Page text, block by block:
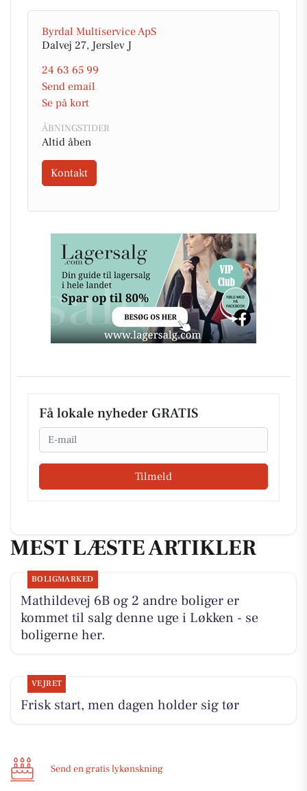
Byrdal Multiservice ApS
Dalvej 27, Jerslev J
24 63 65 99
Send email
Se på kort
ÅBNINGSTIDER
Altid åben
Kontakt
Få lokale nyheder GRATIS
Email
Tilmeld
MEST LÆSTE ARTIKLER
BOLIGMARKED
Mathildevej 6B og 2 andre boliger er
kommet til salg denne uge i Løkken - se
boligerne her.
VEJRET
Frisk start, men dagen holder sig tør
Send en gratis lykønskning